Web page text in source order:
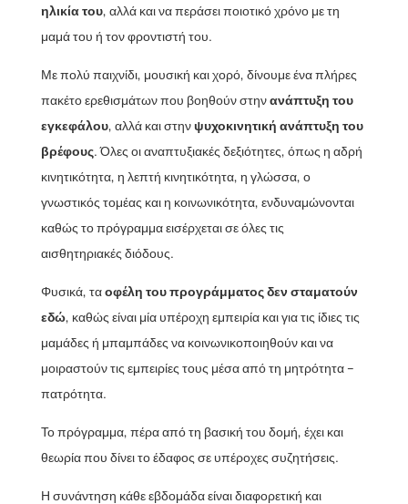
ηλικία του, αλλά και να περάσει ποιοτικό χρόνο με τη
μαμά του ή τον φροντιστή του.
Με πολύ παιχνίδι, μουσική και χορό, δίνουμε ένα πλήρες
πακέτο ερεθισμάτων που βοηθούν στηνανάπτυξη του
εγκεφάλου, αλλά και στηνψυχοκινητική ανάπτυξη του
βρέφους. Όλες οι αναπτυξιακές δεξιότητες, όπως η αδρή
κινητικότητα, η λεπτή κινητικότητα, η γλώσσα, ο
γνωστικός τομέας και η κοινωνικότητα, ενδυναμώνονται
καθώς το πρόγραμμα εισέρχεται σε όλες τις
αισθητηριακές διόδους.
Φυσικά, ταοφέλη του προγράμματος δεν σταματούν
εδώ, καθώς είναι μία υπέροχη εμπειρία και για τις ίδιες τις
μαμάδες ή μπαμπάδες να κοινωνικοποιηθούν και να
μοιραστούν τις εμπειρίες τους μέσα από τη μητρότητα –
πατρότητα.
Το πρόγραμμα, πέρα από τη βασική του δομή, έχει και
θεωρία που δίνει το έδαφος σε υπέροχες συζητήσεις.
Η συνάντηση κάθε εβδομάδα είναι διαφορετική και